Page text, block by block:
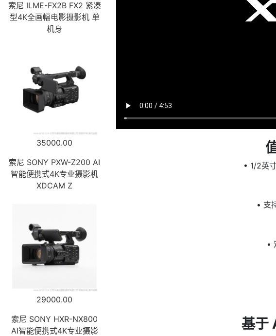
索尼 ILME-FX2B FX2 紧凑
型4K全画幅电影摄影机 单
机身
35000.00
索尼 SONY PXW-Z200 AI
智能便携式4K专业摄影机
XDCAM Z
29000.00
索尼 SONY HXR-NX800
AI智能便携式4K专业摄影
• 1/2英
• 支
•
基于